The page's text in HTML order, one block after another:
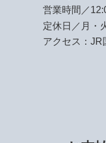
営業時間／
定休日／月・
アクセス：JR